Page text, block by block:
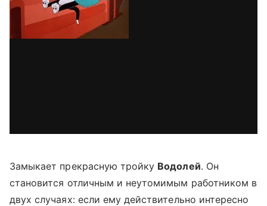
Замыкает прекрасную тройку Водолей. Он
становится отличным и неутомимым работником в
двух случаях: если ему действительно интересно